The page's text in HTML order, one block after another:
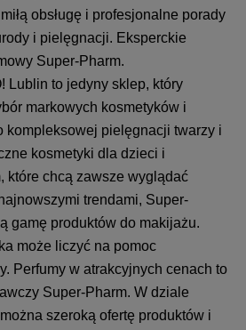
obsługę i profesjonalne porady
i pielęgnacji. Eksperckie
Super-Pharm.
Lublin to jedyny sklep, który
markowych kosmetyków i
kompleksowej pielęgnacji twarzy i
kosmetyki dla dzieci i
które chcą zawsze wyglądać
trendami, Super-
gamę produktów do makijażu.
może liczyć na pomoc
Perfumy w atrakcyjnych cenach to
Super-Pharm. W dziale
szeroką ofertę produktów i